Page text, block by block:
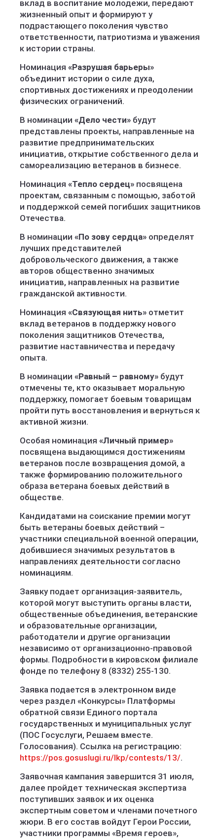
вклад в воспитание молодежи, передают
жизненный опыт и формируют у
подрастающего поколения чувство
ответственности, патриотизма и уважения
к истории страны.
Номинация «Разрушая барьеры»
объединит истории о силе духа,
спортивных достижениях и преодолении
физических ограничений.
В номинации «Дело чести» будут
представлены проекты, направленные на
развитие предпринимательских
инициатив, открытие собственного дела и
самореализацию ветеранов в бизнесе.
Номинация «Тепло сердец» посвящена
проектам, связанным с помощью, заботой
и поддержкой семей погибших защитников
Отечества.
В номинации «По зову сердца» определят
лучших представителей
добровольческого движения, а также
авторов общественно значимых
инициатив, направленных на развитие
гражданской активности.
Номинация «Связующая нить» отметит
вклад ветеранов в поддержку нового
поколения защитников Отечества,
развитие наставничества и передачу
опыта.
В номинации «Равный – равному» будут
отмечены те, кто оказывает моральную
поддержку, помогает боевым товарищам
пройти путь восстановления и вернуться к
активной жизни.
Особая номинация «Личный пример»
посвящена выдающимся достижениям
ветеранов после возвращения домой, а
также формированию положительного
образа ветерана боевых действий в
обществе.
Кандидатами на соискание премии могут
быть ветераны боевых действий –
участники специальной военной операции,
добившиеся значимых результатов в
направлениях деятельности согласно
номинациям.
Заявку подает организация-заявитель,
которой могут выступить органы власти,
общественные объединения, ветеранские
и образовательные организации,
работодатели и другие организации
независимо от организационно-правовой
формы. Подробности в кировском филиале
фонде по телефону 8 (8332) 255-130.
Заявка подается в электронном виде
через раздел «Конкурсы» Платформы
обратной связи Единого портала
государственных и муниципальных услуг
(ПОС Госуслуги, Решаем вместе.
Голосования). Ссылка на регистрацию:
https://pos.gosuslugi.ru/lkp/contests/13/.
Заявочная кампания завершится 31 июля,
далее пройдет техническая экспертиза
поступивших заявок и их оценка
экспертным советом и членами почетного
жюри. В его состав войдут Герои России,
участники программы «Время героев»,